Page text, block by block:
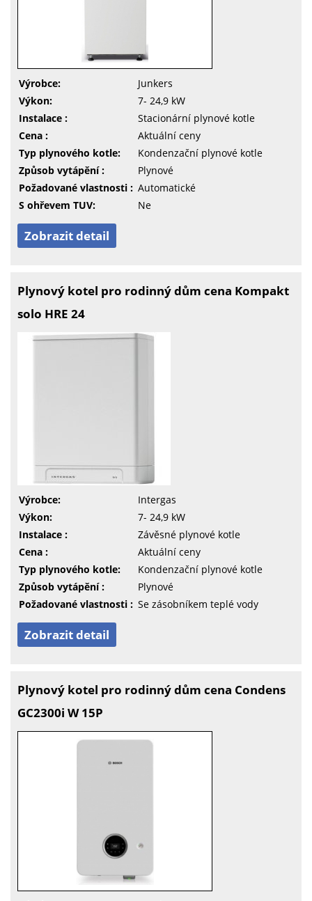
Výrobce:
Junkers
Výkon:
7- 24,9 kW
Instalace :
Stacionární plynové kotle
Cena :
Aktuální ceny
Typ plynového kotle:
Kondenzační plynové kotle
Způsob vytápění :
Plynové
Požadované vlastnosti : Automatické
S ohřevem TUV:
Ne
Zobrazit detail
Plynový kotel pro rodinný dům cena Kompakt
solo HRE 24
Výrobce:
Intergas
Výkon:
7- 24,9 kW
Instalace :
Závěsné plynové kotle
Cena :
Aktuální ceny
Typ plynového kotle:
Kondenzační plynové kotle
Způsob vytápění :
Plynové
Požadované vlastnosti : Se zásobníkem teplé vody
Zobrazit detail
Plynový kotel pro rodinný dům cena Condens
GC2300i W 15P